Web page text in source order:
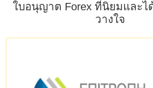
ใบอนุญาต Forex ที่นิยมและไ
วางใจ